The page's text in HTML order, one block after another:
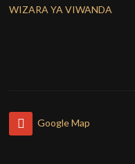
WIZARA YA VIWANDA
Google Map